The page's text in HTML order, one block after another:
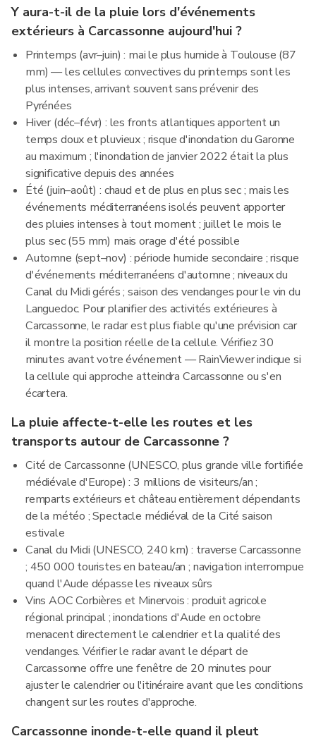
Y aura-t-il de la pluie lors d'événements
extérieurs à Carcassonne aujourd'hui ?
Printemps (avr–juin) : mai le plus humide à Toulouse (87
mm) — les cellules convectives du printemps sont les
plus intenses, arrivant souvent sans prévenir des
Pyrénées
Hiver (déc–févr) : les fronts atlantiques apportent un
temps doux et pluvieux ; risque d'inondation du Garonne
au maximum ; l'inondation de janvier 2022 était la plus
significative depuis des années
Été (juin–août) : chaud et de plus en plus sec ; mais les
événements méditerranéens isolés peuvent apporter
des pluies intenses à tout moment ; juillet le mois le
plus sec (55 mm) mais orage d'été possible
Automne (sept–nov) : période humide secondaire ; risque
d'événements méditerranéens d'automne ; niveaux du
Canal du Midi gérés ; saison des vendanges pour le vin du
Languedoc. Pour planifier des activités extérieures à
Carcassonne, le radar est plus fiable qu'une prévision car
il montre la position réelle de la cellule. Vérifiez 30
minutes avant votre événement — RainViewer indique si
la cellule qui approche atteindra Carcassonne ou s'en
écartera.
La pluie affecte-t-elle les routes et les
transports autour de Carcassonne ?
Cité de Carcassonne (UNESCO, plus grande ville fortifiée
médiévale d'Europe) : 3 millions de visiteurs/an ;
remparts extérieurs et château entièrement dépendants
de la météo ; Spectacle médiéval de la Cité saison
estivale
Canal du Midi (UNESCO, 240 km) : traverse Carcassonne
; 450 000 touristes en bateau/an ; navigation interrompue
quand l'Aude dépasse les niveaux sûrs
Vins AOC Corbières et Minervois : produit agricole
régional principal ; inondations d'Aude en octobre
menacent directement le calendrier et la qualité des
vendanges. Vérifier le radar avant le départ de
Carcassonne offre une fenêtre de 20 minutes pour
ajuster le calendrier ou l'itinéraire avant que les conditions
changent sur les routes d'approche.
Carcassonne inonde-t-elle quand il pleut